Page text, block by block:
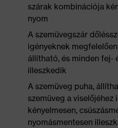
szárak kombinációja
nyom
A szemüvegszár
igényeknek
állítható, és minden fej-
illeszkedik
A szemüveg puha,
szemüveg a viselőjéhez
kényelmesen,
nyomásmentesen